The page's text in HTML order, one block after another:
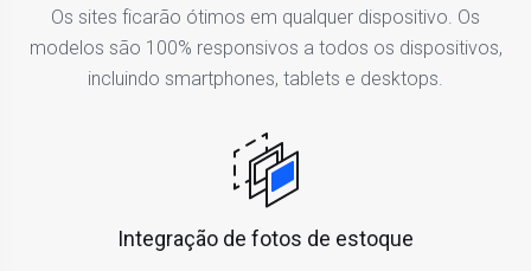
Os sites ficarão ótimos em qualquer dispositivo. Os
modelos são 100% responsivos a todos os dispositivos,
incluindo smartphones, tablets e desktops.
Integração de fotos de estoque